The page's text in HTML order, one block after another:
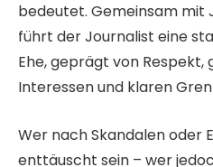
bedeutet. Gemeinsam mit
führt der Journalist eine
Ehe, geprägt von Respekt,
Interessen und klaren
Wer nach Skandalen oder
enttäuscht sein – wer